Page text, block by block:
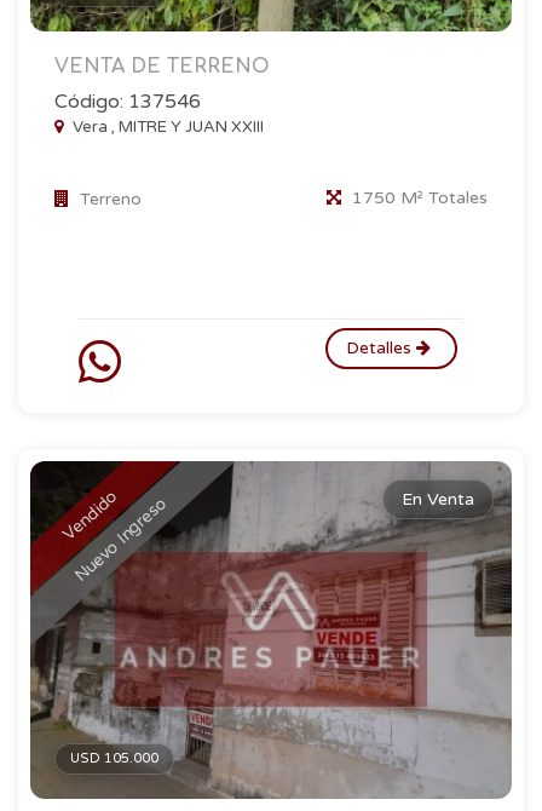
VENTA DE TERRENO
Código: 137546
Vera , MITRE Y JUAN XXIII
Terreno 1750 M² Totales
Detalles
Vendido
Nuevo Ingreso En Venta
USD 105.000